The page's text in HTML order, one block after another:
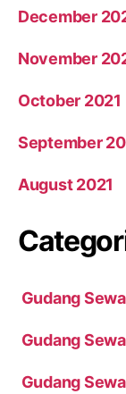
December
November
October 2021
September
August 2021
Gudang
Gudang
Gudang